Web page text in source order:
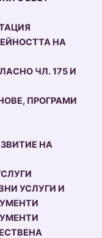
НА
ЧЛ. 175 И
ПРОГРАМИ
НА
УСЛУГИ И